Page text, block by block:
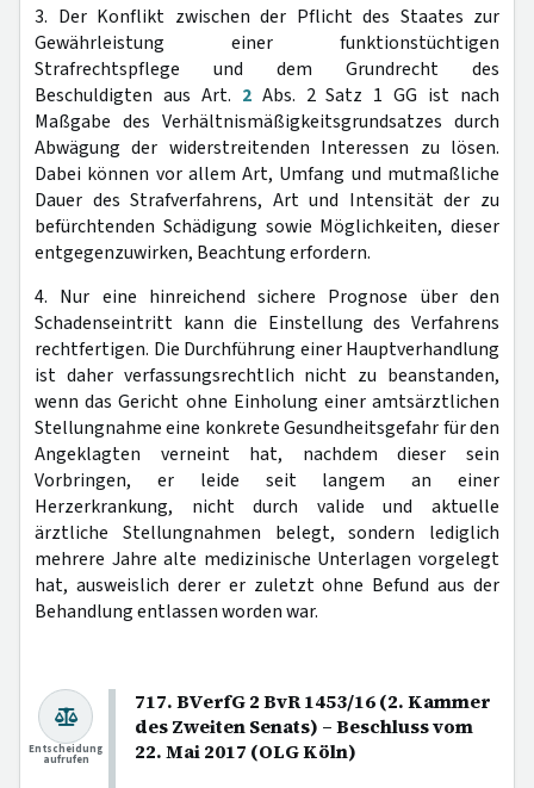
3. Der Konflikt zwischen der Pflicht des Staates zur
Gewährleistung einer funktionstüchtigen
Strafrechtspflege und dem Grundrecht des
Beschuldigten aus Art. 2Abs. 2 Satz 1 GG ist nach
Maßgabe des Verhältnismäßigkeitsgrundsatzes durch
Abwägung der widerstreitenden Interessen zu lösen.
Dabei können vor allem Art, Umfang und mutmaßliche
Dauer des Strafverfahrens, Art und Intensität der zu
befürchtenden Schädigung sowie Möglichkeiten, dieser
entgegenzuwirken, Beachtung erfordern.
4. Nur eine hinreichend sichere Prognose über den
Schadenseintritt kann die Einstellung des Verfahrens
rechtfertigen. Die Durchführung einer Hauptverhandlung
ist daher verfassungsrechtlich nicht zu beanstanden,
wenn das Gericht ohne Einholung einer amtsärztlichen
Stellungnahme eine konkrete Gesundheitsgefahr für den
Angeklagten verneint hat, nachdem dieser sein
Vorbringen, er leide seit langem an einer
Herzerkrankung, nicht durch valide und aktuelle
ärztliche Stellungnahmen belegt, sondern lediglich
mehrere Jahre alte medizinische Unterlagen vorgelegt
hat, ausweislich derer er zuletzt ohne Befund aus der
Behandlung entlassen worden war.
717. BVerfG 2 BvR 1453/16 (2. Kammer
des Zweiten Senats) – Beschluss vom
22. Mai 2017 (OLG Köln)
Entscheidung
aufrufen